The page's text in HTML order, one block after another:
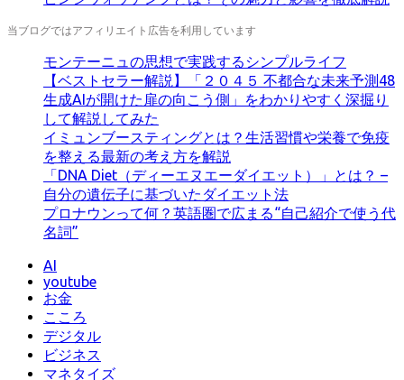
当ブログではアフィリエイト広告を利用しています
モンテーニュの思想で実践するシンプルライフ
【ベストセラー解説】「２０４５ 不都合な未来予測48
生成AIが開けた扉の向こう側」をわかりやすく深掘り
して解説してみた
イミュンブースティングとは？生活習慣や栄養で免疫
を整える最新の考え方を解説
「DNA Diet（ディーエヌエーダイエット）」とは？ –
自分の遺伝子に基づいたダイエット法
プロナウンって何？英語圏で広まる“自己紹介で使う代
名詞”
AI
youtube
お金
こころ
デジタル
ビジネス
マネタイズ